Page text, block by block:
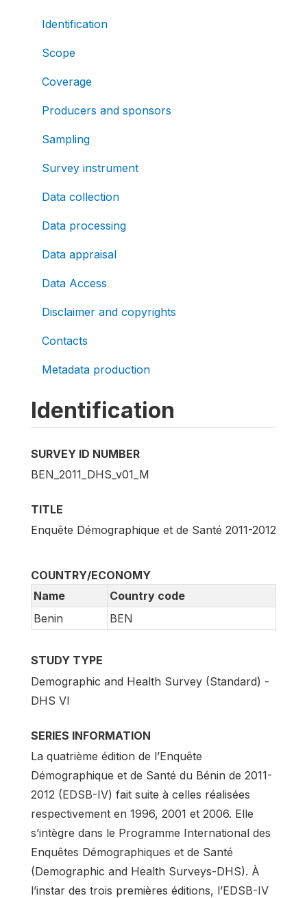
Identification
Scope
Coverage
Producers and sponsors
Sampling
Survey instrument
Data collection
Data processing
Data appraisal
Data Access
Disclaimer and copyrights
Contacts
Metadata production
Identification
SURVEY ID NUMBER
BEN_2011_DHS_v01_M
TITLE
Enquête Démographique et de Santé 2011-2012
COUNTRY/ECONOMY
Name
Country code
Benin
BEN
STUDY TYPE
Demographic and Health Survey (Standard) -
DHS VI
SERIES INFORMATION
La quatrième édition de l’Enquête
Démographique et de Santé du Bénin de 2011-
2012 (EDSB-IV) fait suite à celles réalisées
respectivement en 1996, 2001 et 2006. Elle
s’intègre dans le Programme International des
Enquêtes Démographiques et de Santé
(Demographic and Health Surveys-DHS). À
l’instar des trois premières éditions, l’EDSB-IV